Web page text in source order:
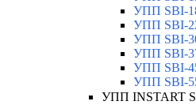
УПП SBI-
УПП SBI-
УПП SBI-
УПП SBI-
УПП SBI-
УПП SBI-
УПП INSTART